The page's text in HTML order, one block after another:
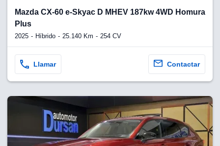
Mazda CX-60 e-Skyac D MHEV 187kw 4WD Homura
Plus
2025 Híbrido 25.140 Km 254 CV
Llamar Contactar